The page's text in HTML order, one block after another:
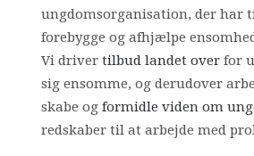
ungdomsorganisation, der har
forebygge og afhjælpe
Vi driver tilbud landet over for
sig ensomme, og derudover
skabe og formidle viden om
redskaber til at arbejde med